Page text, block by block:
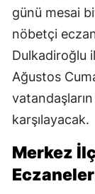
günü mesai
nöbetçi
Dulkadiroğlu
Ağustos
karşılayacak.
Merkez
Eczaneler